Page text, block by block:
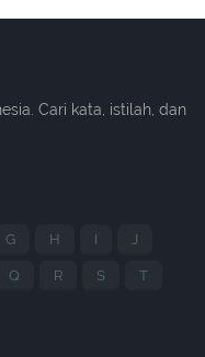
Cari kata, istilah, dan
G H I J
Q R S T